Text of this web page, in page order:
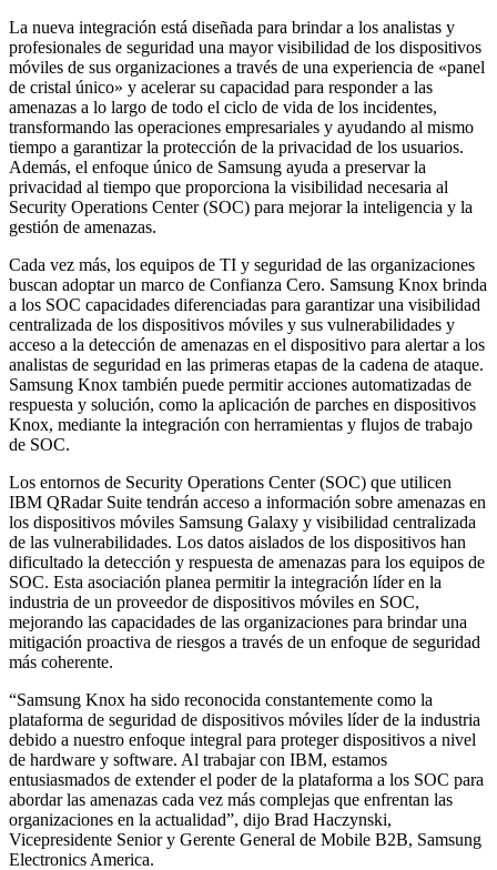
La nueva integración está diseñada para brindar a los analistas y
profesionales de seguridad una mayor visibilidad de los dispositivos
móviles de sus organizaciones a través de una experiencia de «panel
de cristal único» y acelerar su capacidad para responder a las
amenazas a lo largo de todo el ciclo de vida de los incidentes,
transformando las operaciones empresariales y ayudando al mismo
tiempo a garantizar la protección de la privacidad de los usuarios.
Además, el enfoque único de Samsung ayuda a preservar la
privacidad al tiempo que proporciona la visibilidad necesaria al
Security Operations Center (SOC) para mejorar la inteligencia y la
gestión de amenazas.
Cada vez más, los equipos de TI y seguridad de las organizaciones
buscan adoptar un marco de Confianza Cero. Samsung Knox brinda
a los SOC capacidades diferenciadas para garantizar una visibilidad
centralizada de los dispositivos móviles y sus vulnerabilidades y
acceso a la detección de amenazas en el dispositivo para alertar a los
analistas de seguridad en las primeras etapas de la cadena de ataque.
Samsung Knox también puede permitir acciones automatizadas de
respuesta y solución, como la aplicación de parches en dispositivos
Knox, mediante la integración con herramientas y flujos de trabajo
de SOC.
Los entornos de Security Operations Center (SOC) que utilicen
IBM QRadar Suite tendrán acceso a información sobre amenazas en
los dispositivos móviles Samsung Galaxy y visibilidad centralizada
de las vulnerabilidades. Los datos aislados de los dispositivos han
dificultado la detección y respuesta de amenazas para los equipos de
SOC. Esta asociación planea permitir la integración líder en la
industria de un proveedor de dispositivos móviles en SOC,
mejorando las capacidades de las organizaciones para brindar una
mitigación proactiva de riesgos a través de un enfoque de seguridad
más coherente.
“Samsung Knox ha sido reconocida constantemente como la
plataforma de seguridad de dispositivos móviles líder de la industria
debido a nuestro enfoque integral para proteger dispositivos a nivel
de hardware y software. Al trabajar con IBM, estamos
entusiasmados de extender el poder de la plataforma a los SOC para
abordar las amenazas cada vez más complejas que enfrentan las
organizaciones en la actualidad”, dijo Brad Haczynski,
Vicepresidente Senior y Gerente General de Mobile B2B, Samsung
Electronics America.